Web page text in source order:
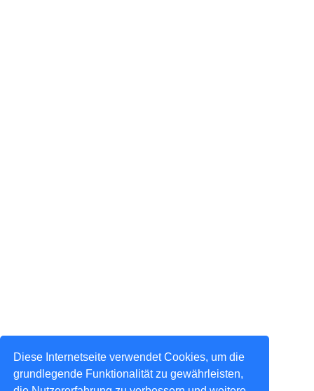
Diese Internetseite verwendet Cookies, um die
grundlegende Funktionalität zu gewährleisten,